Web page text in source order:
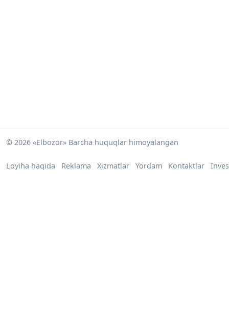
© 2026 «Elbozor» Barcha huquqlar himoyalangan
Loyiha haqida Reklama Xizmatlar Yordam Kontaktlar